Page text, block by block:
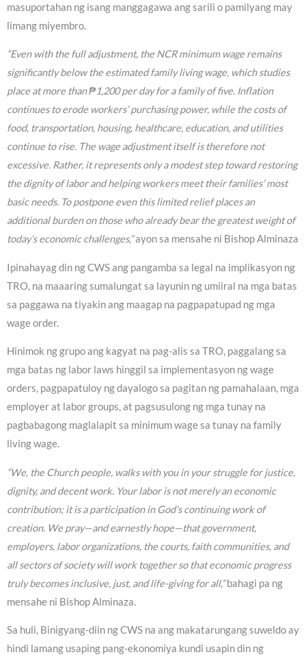
masuportahan ng isang manggagawa ang sarili o pamilyang may
limang miyembro.
“Even with the full adjustment, the NCR minimum wage remains
significantly below the estimated family living wage, which studies
place at more than ₱1,200 per day for a family of five. Inflation
continues to erode workers’ purchasing power, while the costs of
food, transportation, housing, healthcare, education, and utilities
continue to rise. The wage adjustment itself is therefore not
excessive. Rather, it represents only a modest step toward restoring
the dignity of labor and helping workers meet their families’ most
basic needs. To postpone even this limited relief places an
additional burden on those who already bear the greatest weight of
today’s economic challenges,”ayon sa mensahe ni Bishop Alminaza
Ipinahayag din ng CWS ang pangamba sa legal na implikasyon ng
TRO, na maaaring sumalungat sa layunin ng umiiral na mga batas
sa paggawa na tiyakin ang maagap na pagpapatupad ng mga
wage order.
Hinimok ng grupo ang kagyat na pag-alis sa TRO, paggalang sa
mga batas ng labor laws hinggil sa implementasyon ng wage
orders, pagpapatuloy ng dayalogo sa pagitan ng pamahalaan, mga
employer at labor groups, at pagsusulong ng mga tunay na
pagbabagong maglalapit sa minimum wage sa tunay na family
living wage.
“We, the Church people, walks with you in your struggle for justice,
dignity, and decent work. Your labor is not merely an economic
contribution; it is a participation in God’s continuing work of
creation. We pray—and earnestly hope—that government,
employers, labor organizations, the courts, faith communities, and
all sectors of society will work together so that economic progress
truly becomes inclusive, just, and life-giving for all,”bahagi pa ng
mensahe ni Bishop Alminaza.
Sa huli, Binigyang-diin ng CWS na ang makatarungang suweldo ay
hindi lamang usaping pang-ekonomiya kundi usapin din ng